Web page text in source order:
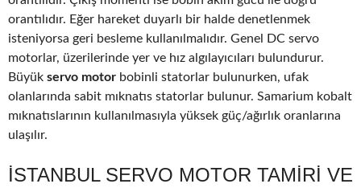
orantılıdır. Eğer hareket duyarlı bir halde denetlenmek
isteniyorsa geri besleme kullanılmalıdır. Genel DC servo
motorlar, üzerilerinde yer ve hız algılayıcıları bulundurur.
Büyük servo motor bobinli statorlar bulunurken, ufak
olanlarında sabit mıknatıs statorlar bulunur. Samarium kobalt
mıknatıslarının kullanılmasıyla yüksek güç/ağırlık oranlarına
ulaşılır.
İSTANBUL SERVO MOTOR TAMIRI VE